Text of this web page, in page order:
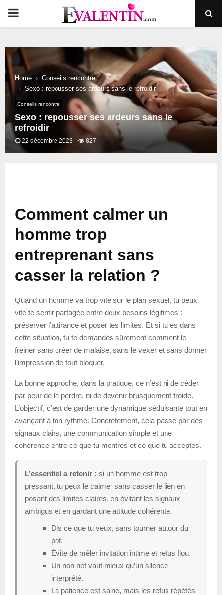
PRIMARY
Home
Conseils rencontre
Sexo : repousser ses ardeurs sans le refroidir
Conseils rencontre
Sexo : repousser ses ardeurs sans le
refroidir
22 décembre 2023 827
Comment calmer un
homme trop
entreprenant sans
casser la relation ?
Quand un homme va trop vite sur le plan sexuel, tu peux
vite te sentir partagée entre deux besoins légitimes :
préserver l’attirance et poser tes limites. Et si tu es dans
cette situation, tu te demandes sûrement comment le
freiner sans créer de malaise, sans le vexer et sans donner
l’impression de tout bloquer.
La bonne approche, dans la pratique, ce n’est ni de céder
par peur de le perdre, ni de devenir brusquement froide.
L’objectif, c’est de garder une dynamique séduisante tout en
avançant à ton rythme. Concrètement, cela passe par des
signaux clairs, une communication simple et une
cohérence entre ce que tu montres et ce que tu acceptes.
L’essentiel a retenir : si un homme est trop
pressant, tu peux le calmer sans casser le lien en
posant des limites claires, en évitant les signaux
ambigus et en gardant une attitude cohérente.
Dis ce que tu veux, sans tourner autour du
pot.
Évite de mêler invitation intime et refus flou.
Un non net vaut mieux qu’un silence
interprété.
La patience est saine, mais les refus répétés